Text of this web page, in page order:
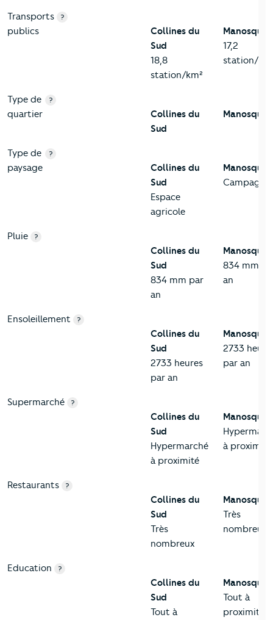
Transports
publics
?
Collines du
Sud
18,8
station/km²
Manosque
17,2
station/
Type de
quartier
?
Collines du
Sud
Manosque
Type de
paysage
?
Collines du
Sud
Espace
agricole
Manosque
Campagne
Pluie ?
Collines du
Sud
834 mm par
an
Manosque
834 mm
an
Ensoleillement ?
Collines du
Sud
2733 heures
par an
Manosque
2733
par an
Supermarché ?
Collines du
Sud
Hypermarché
à proximité
Manosque
à proximité
Restaurants ?
Collines du
Sud
Très
nombreux
Manosque
Très
nombreux
Education ?
Collines du
Sud
Tout à
Manosque
Tout à
proximité